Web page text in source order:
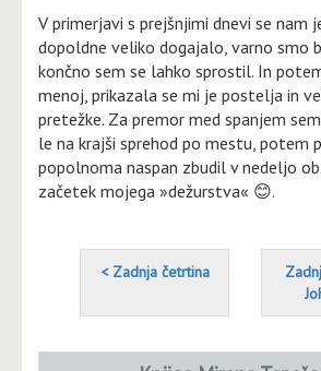
V primerjavi s prejšnjimi dnevi se nam
dopoldne veliko dogajalo, varno smo
končno sem se lahko sprostil. In
menoj, prikazala se mi je postelja in
pretežke. Za premor med spanjem
le na krajši sprehod po mestu, potem
popolnoma naspan zbudil v nedeljo
začetek mojega »dežurstva« 😊.
< Zadnja četrtina